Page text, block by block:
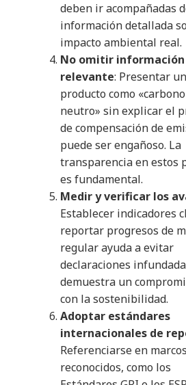
deben ir acompañadas
información detallada
impacto ambiental real.​
No omitir información
relevante: Presentar un
producto como «carbono
neutro» sin explicar el
de compensación de
puede ser engañoso. La
transparencia en estos
es fundamental.​
Medir y verificar los
Establecer indicadores
reportar progresos de
regular ayuda a evitar
declaraciones
demuestra un
con la sostenibilidad.
Adoptar estándares
internacionales de
Referenciarse en marcos
reconocidos, como los